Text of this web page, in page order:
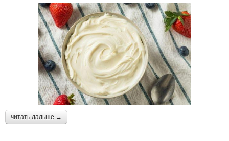
читать дальше →